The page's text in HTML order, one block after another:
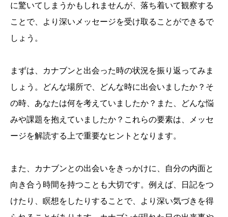
に驚いてしまうかもしれませんが、落ち着いて観察する
ことで、より深いメッセージを受け取ることができるで
しょう。
まずは、カナブンと出会った時の状況を振り返ってみま
しょう。どんな場所で、どんな時に出会いましたか？そ
の時、あなたは何を考えていましたか？また、どんな悩
みや課題を抱えていましたか？これらの要素は、メッセ
ージを解読する上で重要なヒントとなります。
また、カナブンとの出会いをきっかけに、自分の内面と
向き合う時間を持つことも大切です。例えば、日記をつ
けたり、瞑想をしたりすることで、より深い気づきを得